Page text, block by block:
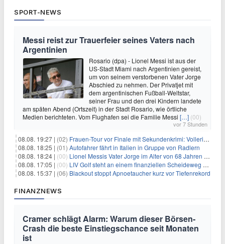
SPORT-NEWS
Messi reist zur Trauerfeier seines Vaters nach
Argentinien
Rosario (dpa) - Lionel Messi ist aus der
US-Stadt Miami nach Argentinien gereist,
um von seinem verstorbenen Vater Jorge
Abschied zu nehmen. Der Privatjet mit
dem argentinischen Fußball-Weltstar,
seiner Frau und den drei Kindern landete
am späten Abend (Ortszeit) in der Stadt Rosario, wie örtliche
Medien berichteten. Vom Flughafen sei die Familie Messi […] (00)
vor 7 Stunden
08.08. 19:27 | (02) Frauen-Tour vor Finale mit Sekundenkrimi: Vollering in Gelb
08.08. 18:25 | (01) Autofahrer fährt in Italien in Gruppe von Radlern
08.08. 18:24 | (00) Lionel Messis Vater Jorge im Alter von 68 Jahren gestorben
08.08. 17:05 | (00) LIV Golf steht an einem finanziellen Scheideweg auf der Suche nach neuen Investitionen
08.08. 15:37 | (06) Blackout stoppt Apnoetaucher kurz vor Tiefenrekord
FINANZNEWS
Cramer schlägt Alarm: Warum dieser Börsen-
Crash die beste Einstiegschance seit Monaten
ist